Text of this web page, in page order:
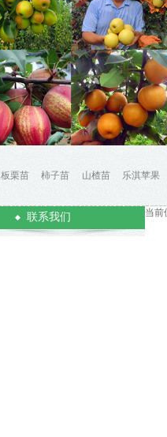
板栗苗 柿子苗 山楂苗 乐淇苹果
联系我们 当前